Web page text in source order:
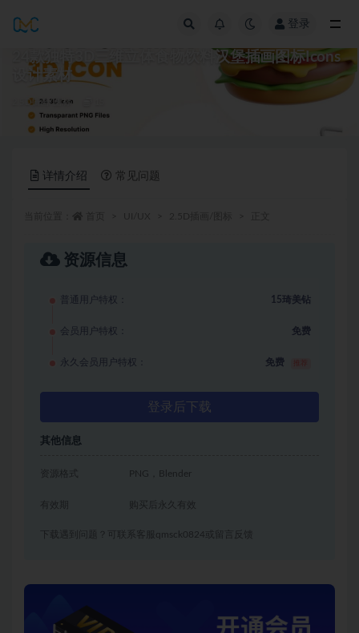
登录
24款独特3D三维立体食物饮料汉堡插画图标Icons
设计素材
2.5D插画/图标
详情介绍 常见问题
资源信息
普通用户特权： 15琦美钻
会员用户特权： 免费
永久会员用户特权： 免费
登录后下载
其他信息
资源格式 PNG，Blender
有效期 购买后永久有效
下载遇到问题？可联系客服qmsck0824或留言反馈